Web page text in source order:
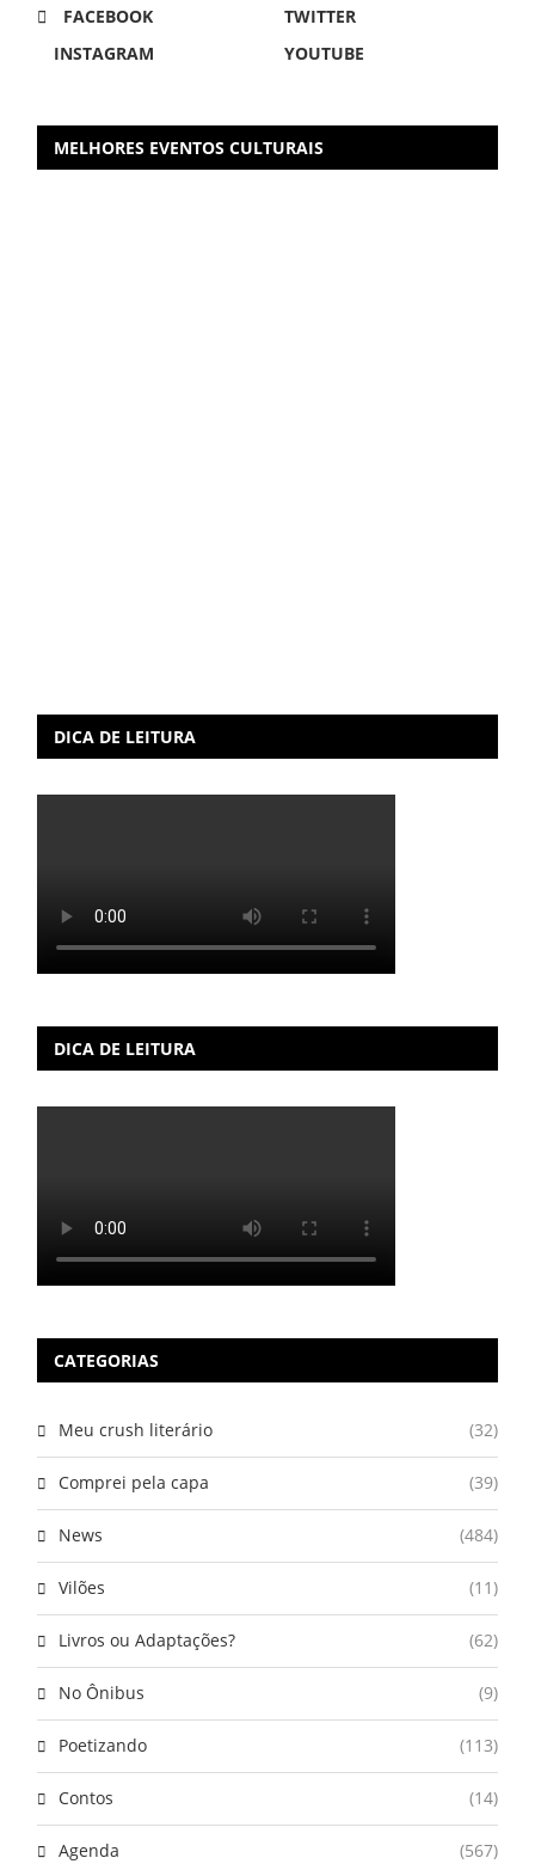
FACEBOOK
TWITTER
INSTAGRAM
YOUTUBE
MELHORES EVENTOS CULTURAIS
DICA DE LEITURA
DICA DE LEITURA
CATEGORIAS
Meu crush literário (32)
Comprei pela capa (39)
News (484)
Vilões (11)
Livros ou Adaptações? (62)
No Ônibus (9)
Poetizando (113)
Contos (14)
Agenda (567)